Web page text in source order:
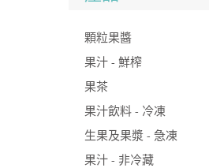
顆粒果醬
果汁 - 鮮榨
果茶
果汁飲料 - 冷凍
生果及果漿 - 急凍
果汁 - 非冷藏